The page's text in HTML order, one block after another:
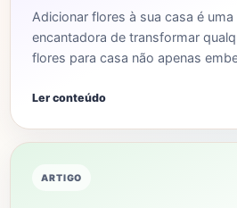
Adicionar flores à sua casa é
encantadora de transformar
flores para casa não apenas
Ler conteúdo
ARTIGO